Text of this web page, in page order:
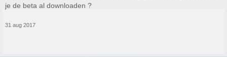
je de beta al downloaden ?
31 aug 2017